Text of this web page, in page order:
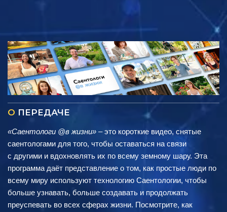
О ПЕРЕДАЧЕ
«Саентологи @в жизни» – это короткие видео, снятые
саентологами для того, чтобы оставаться на связи
с другими и вдохновлять их по всему земному шару. Эта
программа даёт представление о том, как простые люди по
всему миру используют технологию Саентологии, чтобы
больше узнавать, больше создавать и продолжать
преуспевать во всех сферах жизни. Посмотрите, как